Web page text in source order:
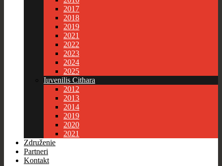
2017
2018
2019
2021
2022
2023
2024
2025
Iuvenilis Cithara
2012
2013
2014
2019
2020
2021
Združenie
Partneri
Kontakt